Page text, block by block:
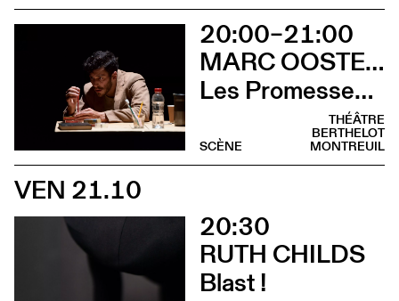
20:00–21:00
MARC OOSTERHOFF
Les Promesses de l’incertitude
THÉÂTRE
BERTHELOT
MONTREUIL
SCÈNE
VEN 21.10
20:30
RUTH CHILDS
Blast !